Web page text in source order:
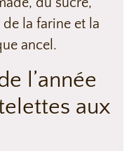
la farine et la
ancel.
l’année
aux